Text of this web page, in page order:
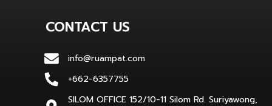
CONTACT US
info@ruampat.com
+662-6357755
SILOM OFFICE 152/10-11 Silom Rd. Suriyawong,